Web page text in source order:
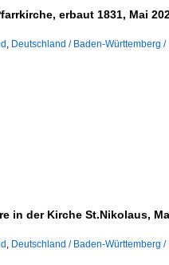
erbaut 1831, Mai
, Deutschland / Baden-Württemberg
in der Kirche St.Nikolaus,
, Deutschland / Baden-Württemberg